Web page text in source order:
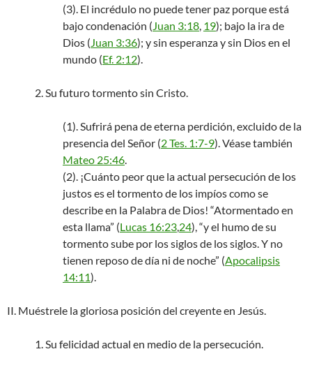
(3). El incrédulo no puede tener paz porque está
bajo condenación (Juan 3:18, 19); bajo la ira de
Dios (Juan 3:36); y sin esperanza y sin Dios en el
mundo (Ef. 2:12).
2. Su futuro tormento sin Cristo.
(1). Sufrirá pena de eterna perdición, excluido de la
presencia del Señor (2 Tes. 1:7-9). Véase también
Mateo 25:46.
(2). ¡Cuánto peor que la actual persecución de los
justos es el tormento de los impíos como se
describe en la Palabra de Dios! “Atormentado en
esta llama” (Lucas 16:23,24), “y el humo de su
tormento sube por los siglos de los siglos. Y no
tienen reposo de día ni de noche” (Apocalipsis
14:11).
II. Muéstrele la gloriosa posición del creyente en Jesús.
1. Su felicidad actual en medio de la persecución.